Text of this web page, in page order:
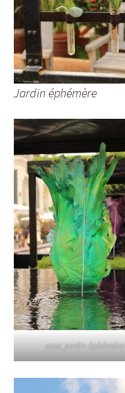
Jardin éphémère
vase, jardin éphémère